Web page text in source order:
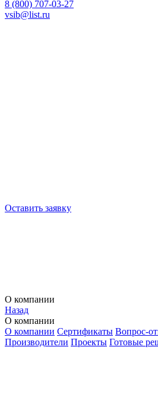
8 (800) 707-03-27
vsib@list.ru
Оставить заявку
О компании
Назад
О компании
О компании Сертификаты Вопрос-
Производители Проекты Готовые